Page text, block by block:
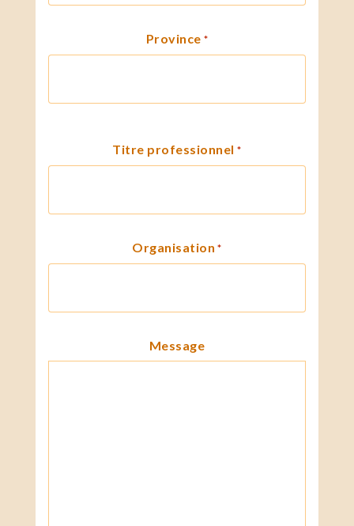
Province *
Titre professionnel *
Organisation *
Message